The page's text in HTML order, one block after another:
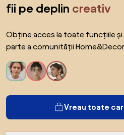
fii pe deplin creativ
Obține acces la toate funcțiile și
parte a comunității
Vreau toate